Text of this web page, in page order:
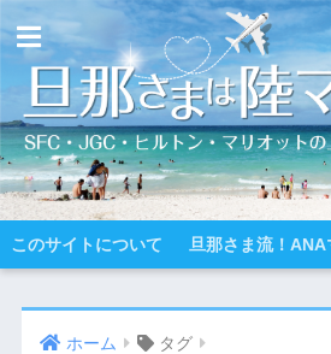
このサイトについて 旦那さま流！
ホーム タグ